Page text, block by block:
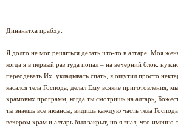
Динанатха прабху:
Я долго не мог решиться делать что-то в алтаре. Моя
когда я в первый раз туда попал – на вечерний блок:
переодевать Их, укладывать спать, я ощутил просто
касался тела Господа, делал Ему всякие приготовления,
храмовых программ, когда ты смотришь на алтарь,
ты знаешь все нюансы, видишь каждую часть тела
вечером храм и алтарь был закрыт, но я знал, что именно